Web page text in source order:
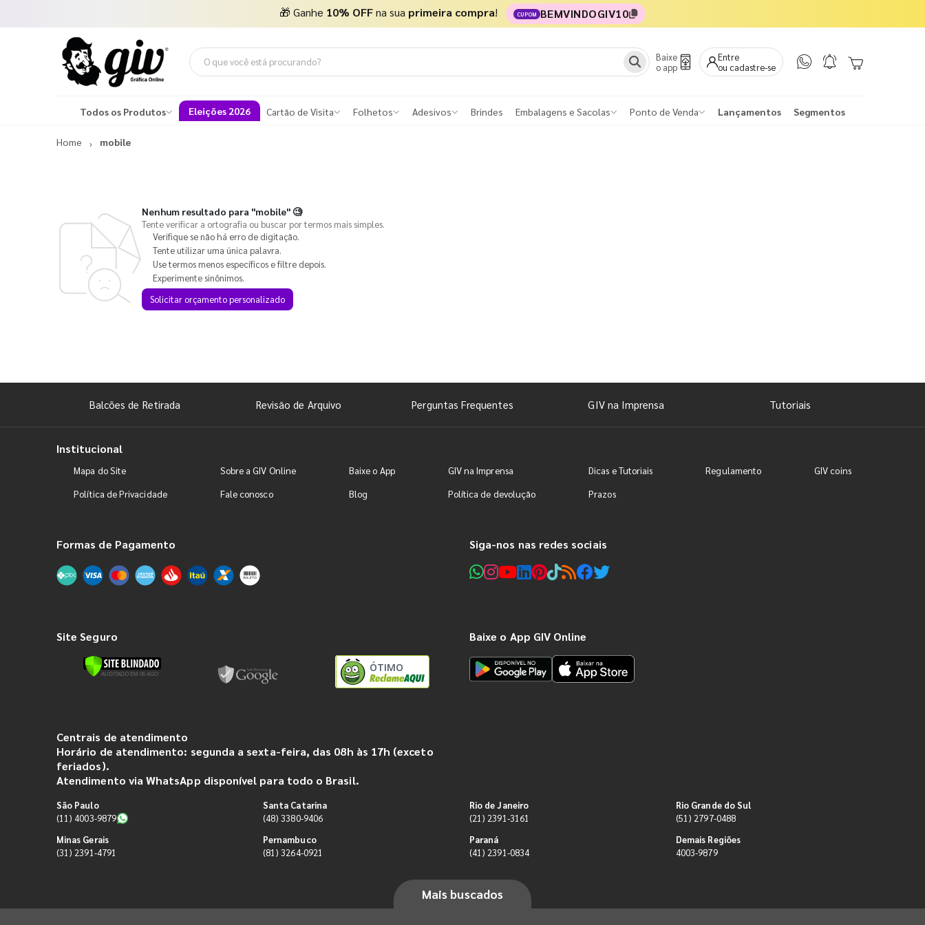
🎁 Ganhe 10% OFFna sua primeira compra! CUPOM BEMVINDOGIV10
Baixe
o app
Entre
ou cadastre-se
Todos os Produtos Eleições 2026 Cartão de Visita Folhetos Adesivos Brindes Embalagens e Sacolas Ponto de Venda Lançamentos Segmentos
Home mobile
Nenhum resultado para "mobile"🧐
Tente verificar a ortografia ou buscar por termos mais simples.
Verifique se não há erro de digitação.
Tente utilizar uma única palavra.
Use termos menos específicos e filtre depois.
Experimente sinônimos.
Solicitar orçamento personalizado
Balcões de Retirada Revisão de Arquivo Perguntas Frequentes GIV na Imprensa Tutoriais
Institucional
Mapa do Site Sobre a GIV Online Baixe o App GIV na Imprensa Dicas e Tutoriais Regulamento
GIV coins
Política de Privacidade
Fale conosco Blog Política de devolução Prazos
Formas de Pagamento Siga-nos nas redes sociais
Site Seguro
ÓTIMO
Baixe o App GIV Online
Centrais de atendimento
Horário de atendimento: segunda a sexta-feira, das 08h às 17h (exceto
feriados).
Atendimento via WhatsApp disponível para todo o Brasil.
São Paulo
(11) 4003-9879
Minas Gerais
(31) 2391-4791
Santa Catarina
(48) 3380-9406
Pernambuco
(81) 3264-0921
Rio de Janeiro
(21) 2391-3161
Paraná
(41) 2391-0834
Rio Grande do Sul
(51) 2797-0488
Demais Regiões
4003-9879
Mais buscados